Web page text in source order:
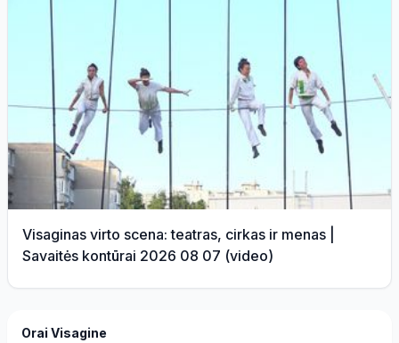
Visaginas virto scena: teatras, cirkas ir menas |
Savaitės kontūrai 2026 08 07 (video)
Orai Visagine